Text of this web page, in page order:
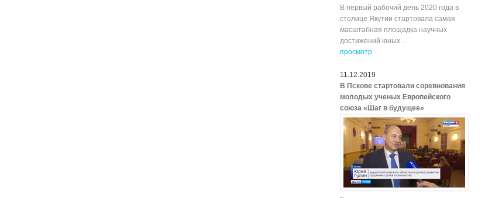
В первый рабочий день 2020 года в
столице Якутии стартовала самая
масштабная площадка научных
достижений юных...
просмотр
11.12.2019
В Пскове стартовали соревнования
молодых ученых Европейского
союза «Шаг в будущее»